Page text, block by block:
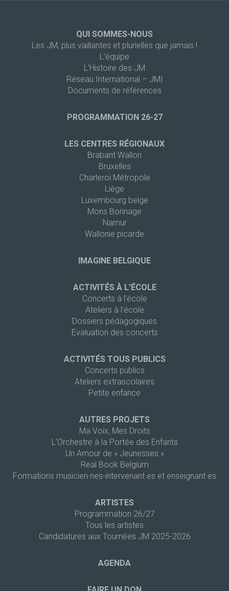
QUI SOMMES-NOUS
Les JM, plus vaillantes et plurielles que jamais !
L’équipe
L’Histoire des JM
Réseau International – JMI
Documents de références
PROGRAMMATION 26-27
LES CENTRES RÉGIONAUX
Brabant Wallon
Bruxelles
Charleroi Métropole
Liège
Luxembourg belge
Mons Borinage
Namur
Wallonie picarde
IMAGINE BELGIQUE
ACTIVITÉS À L’ÉCOLE
Concerts à l’école
Ateliers à l’école
Dossiers pédagogiques
Evaluation des concerts
ACTIVITÉS TOUS PUBLICS
Concerts publics
Ateliers extrascolaires
Petite enfance
AUTRES PROJETS
Ma Voix, Mes Droits
L’Orchestre à la Portée des Enfants
Un Amour de « Jeunesses »
Real Book Belgium
Formations musicien·nes-intervenant·es et enseignant·es
ARTISTES
Programmation 26/27
Tous les artistes
Candidatures aux Tournées JM 2025-2026
AGENDA